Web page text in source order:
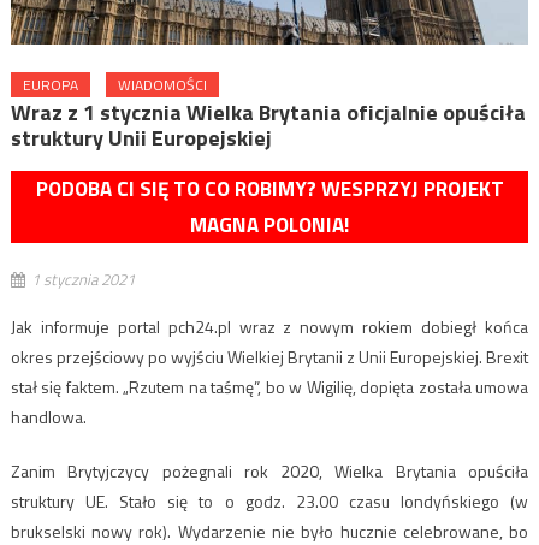
EUROPA WIADOMOŚCI
Wraz z 1 stycznia Wielka Brytania oficjalnie opuściła
struktury Unii Europejskiej
PODOBA CI SIĘ TO CO ROBIMY? WESPRZYJ PROJEKT
MAGNA POLONIA!
1 stycznia 2021
Jak informuje portal pch24.pl wraz z nowym rokiem dobiegł końca
okres przejściowy po wyjściu Wielkiej Brytanii z Unii Europejskiej. Brexit
stał się faktem. „Rzutem na taśmę”, bo w Wigilię, dopięta została umowa
handlowa.
Zanim Brytyjczycy pożegnali rok 2020, Wielka Brytania opuściła
struktury UE. Stało się to o godz. 23.00 czasu londyńskiego (w
brukselski nowy rok). Wydarzenie nie było hucznie celebrowane, bo